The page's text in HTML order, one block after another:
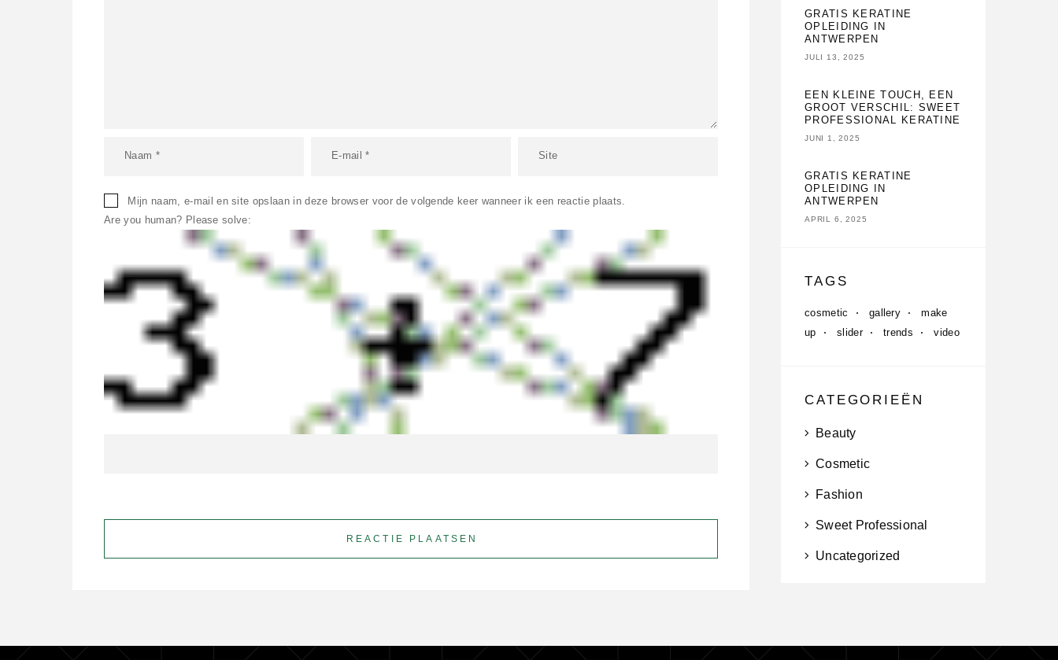
Mijn naam, e-mail en site opslaan in deze browser voor de volgende keer wanneer ik een reactie plaats.
Are you human? Please solve:
REACTIE PLAATSEN
GRATIS KERATINE
OPLEIDING IN
ANTWERPEN
JULI 13, 2025
EEN KLEINE TOUCH, EEN
GROOT VERSCHIL: SWEET
PROFESSIONAL KERATINE
JUNI 1, 2025
GRATIS KERATINE
OPLEIDING IN
ANTWERPEN
APRIL 6, 2025
TAGS
cosmetic gallery
make
up
slider trends video
CATEGORIEËN
Beauty
Cosmetic
Fashion
Sweet Professional
Uncategorized